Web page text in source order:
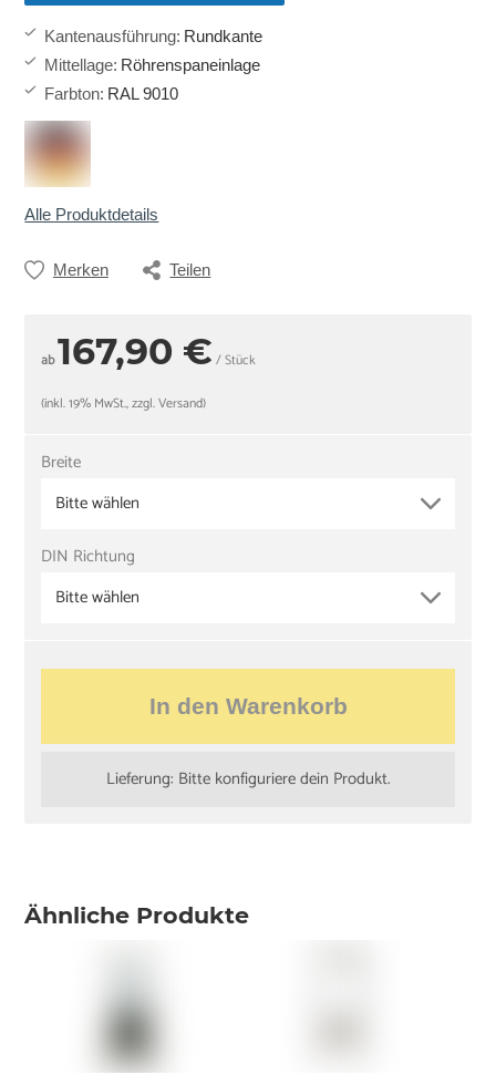
Kantenausführung: Rundkante
Mittellage: Röhrenspaneinlage
Farbton: RAL 9010
Alle Produktdetails
Merken Teilen
ab167,90 € / Stück
(inkl. 19% MwSt., zzgl. Versand)
Breite
Bitte wählen
DIN Richtung
Bitte wählen
In den Warenkorb
Lieferung: Bitte konfiguriere dein Produkt.
Ähnliche Produkte